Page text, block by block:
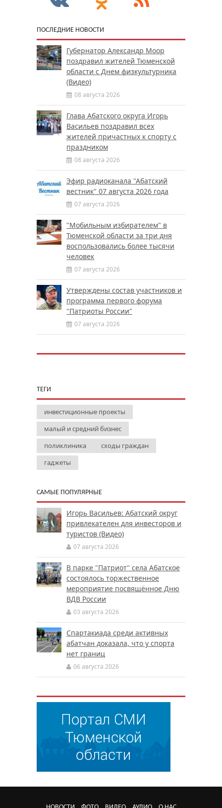
ПОСЛЕДНИЕ НОВОСТИ
Губернатор Александр Моор
поздравил жителей Тюменской
области с Днем физкультурника
(Видео)
08 августа 2026
Глава Абатского округа Игорь
Васильев поздравил всех
жителей причастных к спорту с
праздником
08 августа 2026
Эфир радиоканала "Абатский
вестник" 07 августа 2026 года
07 августа 2026
"Мобильным избирателем" в
Тюменской области за три дня
воспользовались более тысячи
человек
07 августа 2026
Утверждены состав участников и
программа первого форума
"Патриоты России"
07 августа 2026
ТЕГИ
инвестиционные проекты
малый и средний бизнес
поликлиника
сходы граждан
гаджеты
САМЫЕ ПОПУЛЯРНЫЕ
Игорь Васильев: Абатский округ
привлекателен для инвесторов и
туристов (Видео)
07 августа 2026
В парке "Патриот" села Абатское
состоялось торжественное
мероприятие посвящённое Дню
ВДВ России
03 августа 2026
Спартакиада среди активных
абатчан доказала, что у спорта
нет границ
06 августа 2026